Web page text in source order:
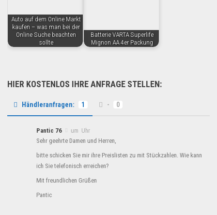
Auto auf dem Online Markt
kaufen – was man bei der
Online Suche beachten
sollte
Batterie VARTA Superlife
Mignon AA 4er Packung
HIER KOSTENLOS IHRE ANFRAGE STELLEN:
Händleranfragen: 1 - 0
Pantic 76
um Uhr
Sehr geehrte Damen und Herren,
bitte schicken Sie mir ihre Preislisten zu mit Stückzahlen. Wie kann
ich Sie telefonisch erreichen?
Mit freundlichen Grüßen
Pantic